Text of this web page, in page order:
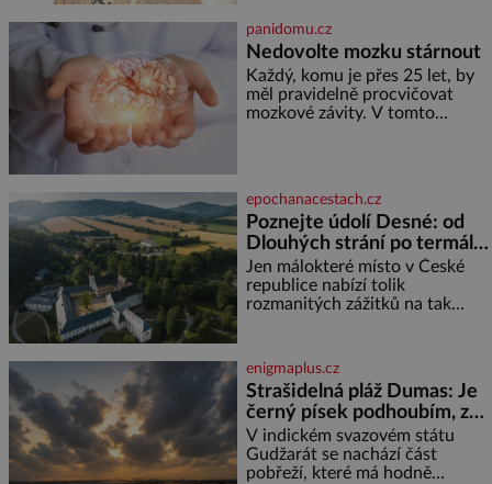
častěji mluví o svém odchodu.
Dohnala ji snad samota? Půs
panidomu.cz
Nedovolte mozku stárnout
Každý, komu je přes 25 let, by
měl pravidelně procvičovat
mozkové závity. V tomto
marně v paměti lovíte název
knížky, kterou jste nedávno
přečetli. Je to opravdu tak, s
věkem jako kdyby se paměť
rozhodla stávkovat. Cvičte
epochanacestach.cz
Poznejte údolí Desné: od
Dlouhých strání po termální
prameny
Jen málokteré místo v České
republice nabízí tolik
rozmanitých zážitků na tak
jediného dne můžete
nahlédnout do útrob jedné z
nejvýznamnějších vodních
elektráren v Evropě, vydat se na
horské hřebeny, projet se na
koloběžce a den zakončit
poznáváním památek ve
enigmaplus.cz
Strašidelná pláž Dumas: Je
černý písek podhoubím, ze
kterého roste zlo?
V indickém svazovém státu
Gudžarát se nachází část
pobřeží, které má hodně